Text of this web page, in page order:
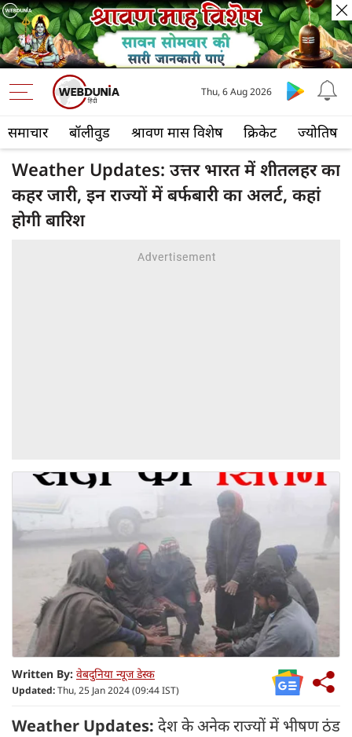
समाचार बॉलीवुड श्रावण मास विशेष क्रिकेट ज्योतिष
Thu, 6 Aug 2026
Weather Updates: उत्तर भारत में शीतलहर का
कहर जारी, इन राज्यों में बर्फबारी का अलर्ट, कहां
होगी बारिश
Written By: वेबदुनिया न्यूज डेस्क
Updated:Thu, 25 Jan 2024 (09:44 IST)
Weather Updates: देश के अनेक राज्यों में भीषण ठंड